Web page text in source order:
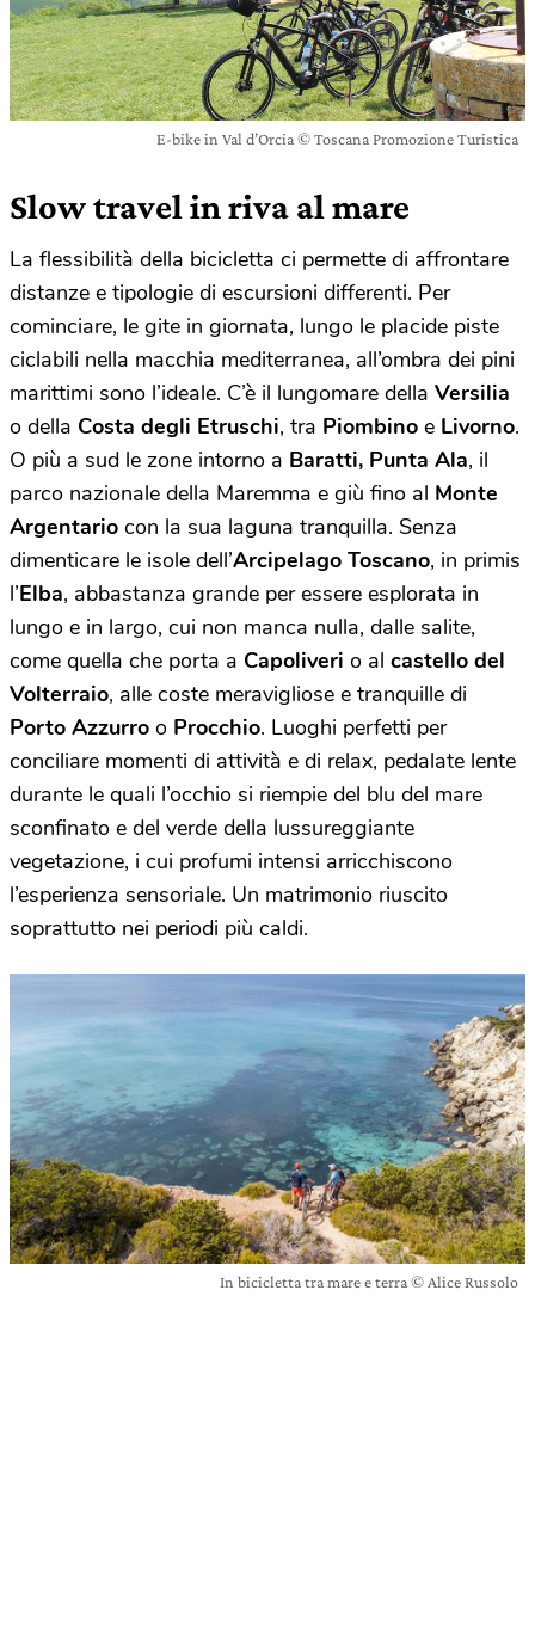
E-bike in Val d’Orcia © Toscana Promozione Turistica
Slow travel in riva al mare
La flessibilità della bicicletta ci permette di affrontare
distanze e tipologie di escursioni differenti. Per
cominciare, le gite in giornata, lungo le placide piste
ciclabili nella macchia mediterranea, all’ombra dei pini
marittimi sono l’ideale. C’è il lungomare della Versilia
o della Costa degli Etruschi, tra Piombino e Livorno.
O più a sud le zone intorno a Baratti, Punta Ala, il
parco nazionale della Maremma e giù fino al Monte
Argentario con la sua laguna tranquilla. Senza
dimenticare le isole dell’Arcipelago Toscano, in primis
l’Elba, abbastanza grande per essere esplorata in
lungo e in largo, cui non manca nulla, dalle salite,
come quella che porta a Capoliveri o al castello del
Volterraio, alle coste meravigliose e tranquille di
Porto Azzurro o Procchio. Luoghi perfetti per
conciliare momenti di attività e di relax, pedalate lente
durante le quali l’occhio si riempie del blu del mare
sconfinato e del verde della lussureggiante
vegetazione, i cui profumi intensi arricchiscono
l’esperienza sensoriale. Un matrimonio riuscito
soprattutto nei periodi più caldi.
In bicicletta tra mare e terra © Alice Russolo